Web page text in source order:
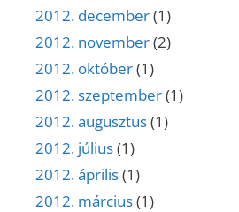
2012. december(1)
2012. november(2)
2012. október(1)
2012. szeptember(1)
2012. augusztus(1)
2012. július(1)
2012. április(1)
2012. március(1)